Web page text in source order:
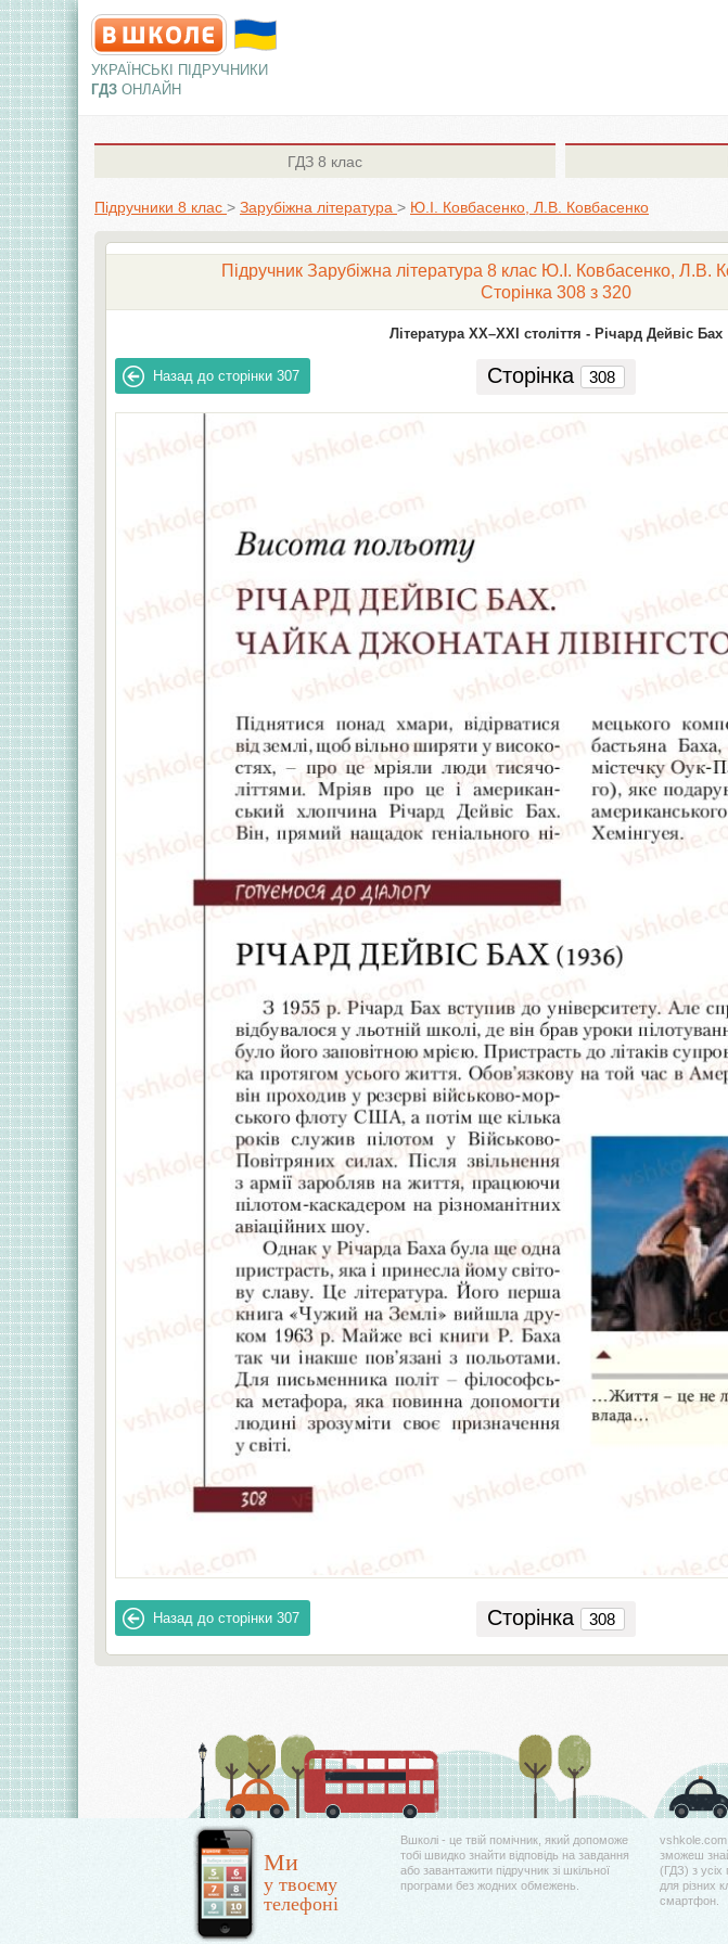
УКРАЇНСЬКІ ПІДРУЧНИКИ
ГДЗ ОНЛАЙН
ГДЗ 8 клас
Підручники 8 клас > Зарубіжна література > Ю.І. Ковбасенко, Л.В. Ковбасенко
Підручник Зарубіжна література 8 клас Ю.І. Ковбасенко, Л.В.
Сторінка 308 з 320
Література ХХ–ХХІ століття - Річард Дейвіс Бах
Назад до сторінки 307 Сторінка
Назад до сторінки 307 Сторінка
Ми
у твоєму
телефоні
Вшколі - це твій помічник, який допоможе
тобі швидко знайти відповідь на завдання
або завантажити підручник зі шкільної
програми без жодних обмежень.
зможеш
(ГДЗ) з усіх
для різних
смартфон.